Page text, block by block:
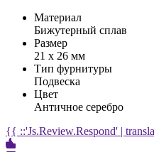
Материал
Бижутерный сплав
Размер
21 х 26 мм
Тип фурнитуры
Подвеска
Цвет
Античное серебро
{{ ::'Js.Review.Respond' |